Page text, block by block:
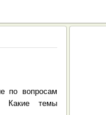
по вопросам
Какие темы